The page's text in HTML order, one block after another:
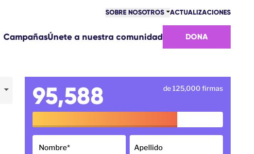
SOBRE NOSOTROS
VICTORIAS
CÓMO NOS FINANCIAMOS
CONTACTO
ACTUALIZACIONES
CampañasÚnete a nuestra comunidad DONA
95,588 de 125,000 firmas
Nombre* Apellido